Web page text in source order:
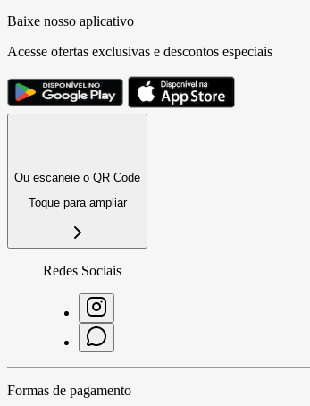
Baixe nosso aplicativo
Acesse ofertas exclusivas e descontos especiais
Ou escaneie o QR Code
Toque para ampliar
Redes Sociais
Formas de pagamento